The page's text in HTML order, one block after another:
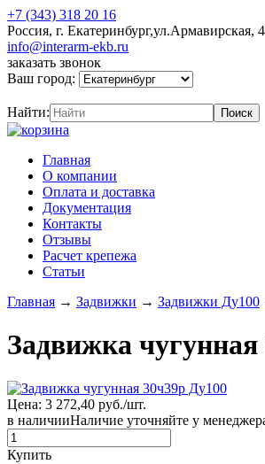
+7 (343) 318 20 16
Россия, г. Екатеринбург,ул.Армавирская,
info@interarm-ekb.ru
заказать звонок
Ваш город:
Найти:
Главная
О компании
Оплата и доставка
Документация
Контакты
Отзывы
Расчет крепежа
Статьи
Главная → Задвижки → Задвижки Ду100
Задвижка
Цена: 3 272,40 руб./шт.
в наличииНаличие уточняйте у
Купить